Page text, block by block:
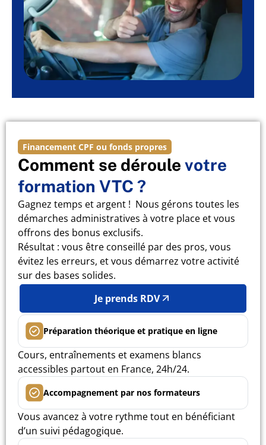
Financement CPF ou fonds propres
Comment se déroule votre
formation VTC ?
Gagnez temps et argent ! Nous gérons toutes les
démarches administratives à votre place et vous
offrons des bonus exclusifs.
Résultat : vous être conseillé par des pros, vous
évitez les erreurs, et vous démarrez votre activité
sur des bases solides.
Je prends RDV
Préparation théorique et pratique en ligne
Cours, entraînements et examens blancs
accessibles partout en France, 24h/24.
Accompagnement par nos formateurs
Vous avancez à votre rythme tout en bénéficiant
d’un suivi pédagogique.